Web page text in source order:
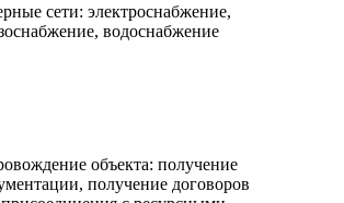
сети: электроснабжение,
водоснабжение
объекта: получение
получение договоров